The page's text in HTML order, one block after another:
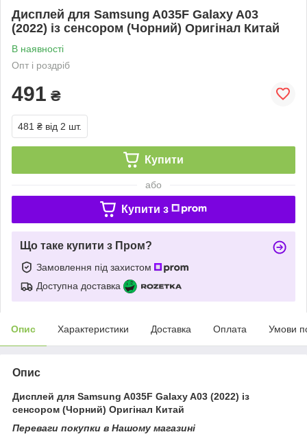
Дисплей для Samsung A035F Galaxy A03
(2022) із сенсором (Чорний) Оригінал Китай
В наявності
Опт і роздріб
491 ₴
481 ₴ від 2 шт.
Купити
або
Купити з
Що таке купити з Пром?
Замовлення під захистом
Доступна доставка
Опис Характеристики Доставка Оплата Умови
Опис
Дисплей для Samsung A035F Galaxy A03 (2022) із
сенсором (Чорний) Оригінал Китай
Переваги покупки в Нашому магазині